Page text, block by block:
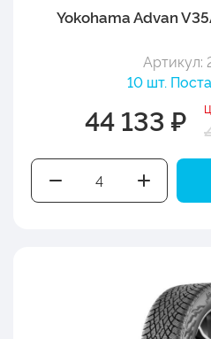
Yokohama Advan
Артикул:
10 шт.
44 133 ₽